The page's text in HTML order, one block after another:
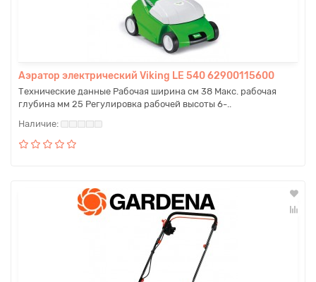
Аэратор электрический Viking LE 540 62900115600
Технические данные Рабочая ширина см 38 Макс. рабочая
глубина мм 25 Регулировка рабочей высоты 6-..